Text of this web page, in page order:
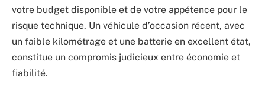
votre budget disponible et de votre appétence pour le
risque technique. Un véhicule d’occasion récent, avec
un faible kilométrage et une batterie en excellent état,
constitue un compromis judicieux entre économie et
fiabilité.